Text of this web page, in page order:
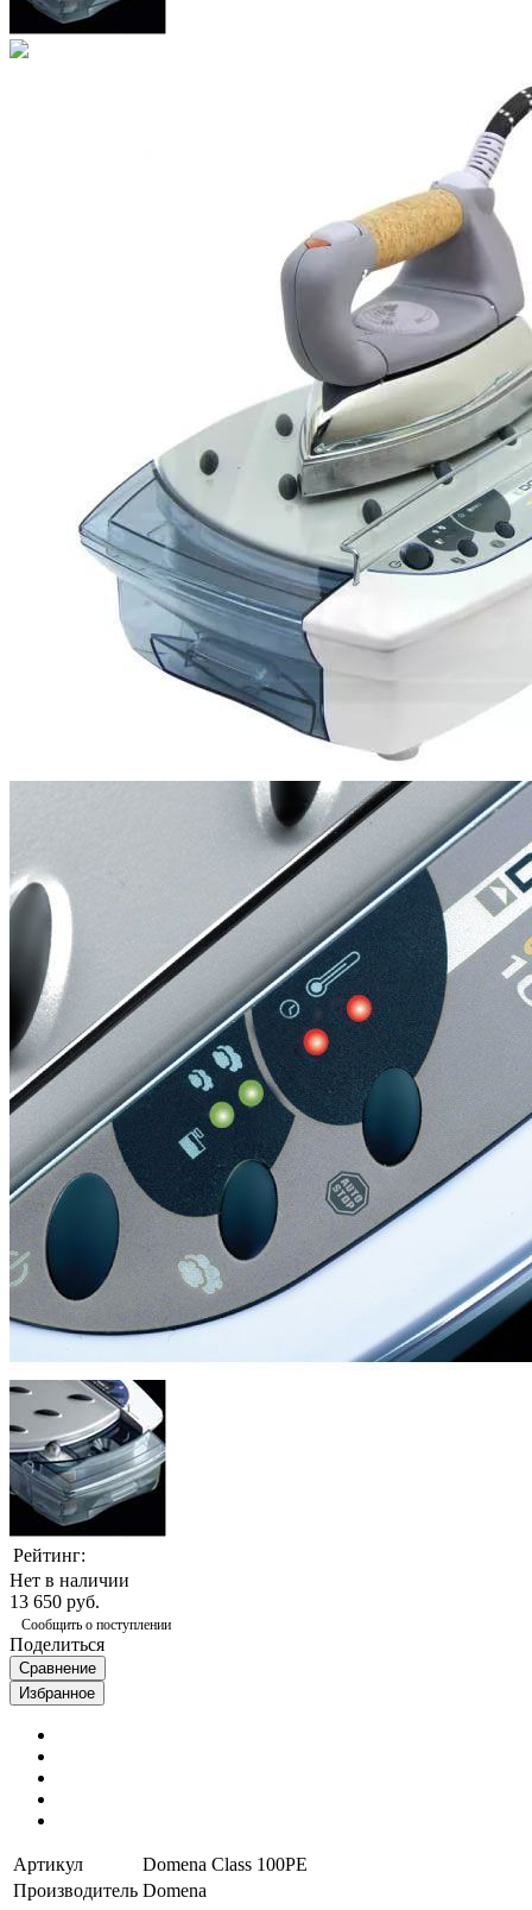
Рейтинг:
Нет в наличии
13 650 руб.
Сообщить о поступлении
Поделиться
Сравнение
Избранное
Артикул
Domena Class 100PE
Производитель Domena